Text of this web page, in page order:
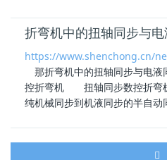
折弯机中的扭轴同步与
https://www.shenchong.cn/
那折弯机中的扭轴同步与电液
控折弯机 扭轴同步数控折弯
纯机械同步到机液同步的半自动